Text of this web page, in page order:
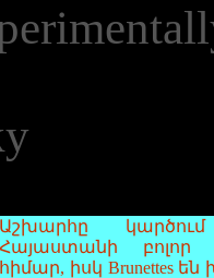
Աշխարհը
Հայաստանի բոլոր
հիմար, իսկ Brunettes